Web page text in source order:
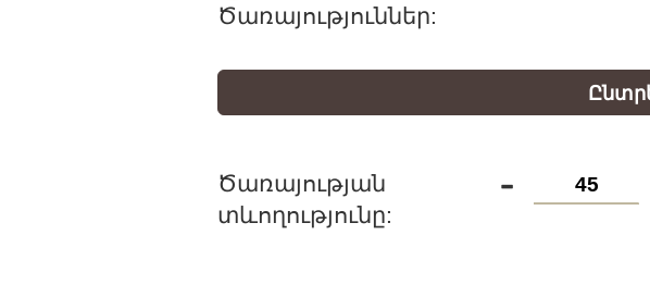
Ծառայություններ:
Ծառայության
տևողությունը: